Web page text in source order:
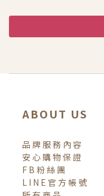
ABOUT US
品牌服務內容
安心購物保證
FB粉絲團
LINE官方帳號